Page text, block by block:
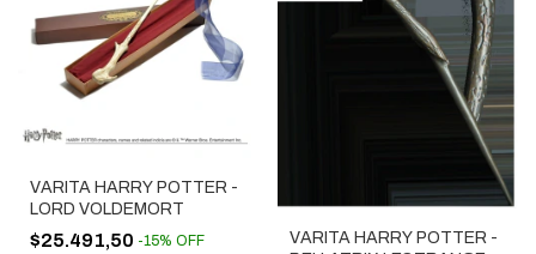
VARITA HARRY POTTER -
LORD VOLDEMORT
$25.491,50 -15% OFF
VARITA HARRY POTTER -